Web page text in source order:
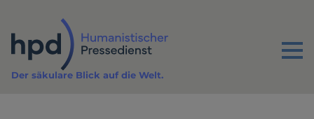
Inhalt
Menu
Der säkulare Blick auf die Welt.